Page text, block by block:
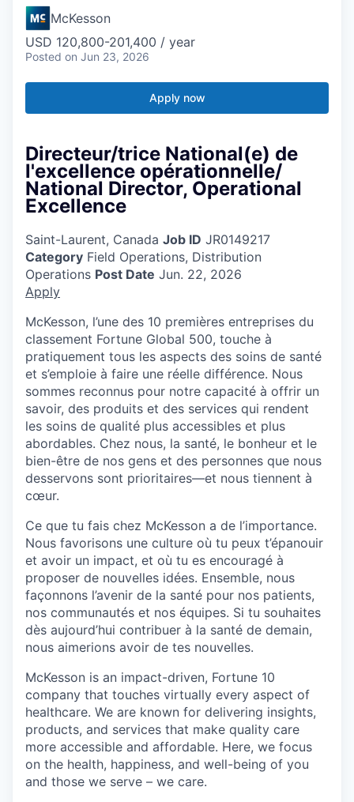
McKesson
USD 120,800-201,400 / year
Posted on Jun 23, 2026
Apply now
Directeur/trice National(e) de
l'excellence opérationnelle/
National Director, Operational
Excellence
Saint-Laurent, Canada Job ID JR0149217
Category Field Operations, Distribution
Operations Post Date Jun. 22, 2026
Apply
McKesson, l’une des 10 premières entreprises du
classement Fortune Global 500, touche à
pratiquement tous les aspects des soins de santé
et s’emploie à faire une réelle différence. Nous
sommes reconnus pour notre capacité à offrir un
savoir, des produits et des services qui rendent
les soins de qualité plus accessibles et plus
abordables. Chez nous, la santé, le bonheur et le
bien-être de nos gens et des personnes que nous
desservons sont prioritaires—et nous tiennent à
cœur.
Ce que tu fais chez McKesson a de l’importance.
Nous favorisons une culture où tu peux t’épanouir
et avoir un impact, et où tu es encouragé à
proposer de nouvelles idées. Ensemble, nous
façonnons l’avenir de la santé pour nos patients,
nos communautés et nos équipes. Si tu souhaites
dès aujourd’hui contribuer à la santé de demain,
nous aimerions avoir de tes nouvelles.
McKesson is an impact-driven, Fortune 10
company that touches virtually every aspect of
healthcare. We are known for delivering insights,
products, and services that make quality care
more accessible and affordable. Here, we focus
on the health, happiness, and well-being of you
and those we serve – we care.